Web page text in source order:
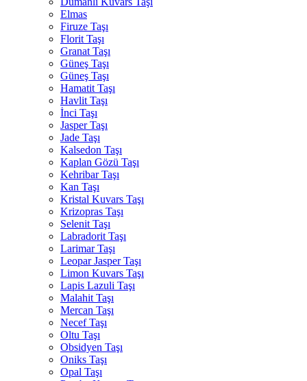
Elmas
Firuze Taşı
Florit Taşı
Granat Taşı
Güneş Taşı
Güneş Taşı
Hamatit Taşı
Havlit Taşı
İnci Taşı
Jasper Taşı
Jade Taşı
Kalsedon Taşı
Kaplan Gözü Taşı
Kehribar Taşı
Kan Taşı
Kristal Kuvars Taşı
Krizopras Taşı
Selenit Taşı
Labradorit Taşı
Larimar Taşı
Leopar Jasper Taşı
Limon Kuvars Taşı
Lapis Lazuli Taşı
Malahit Taşı
Mercan Taşı
Necef Taşı
Oltu Taşı
Obsidyen Taşı
Oniks Taşı
Opal Taşı